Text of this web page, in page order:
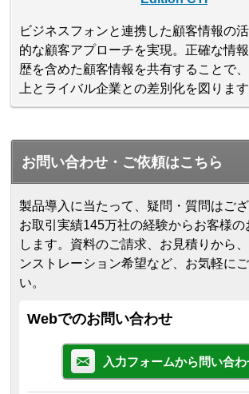
ビジネスフォンと連携した顧客情報の
的な顧客アプローチを実現。正確な情
歴を含めた顧客情報を共有することで
上とライバル企業との差別化を図ります
お問い合わせ・ご依頼はこちら
製品導入に当たって、疑問・質問はご
お取引実績145万社の経験からお客様の
します。 資料のご請求、お見積りから
ンストレーション希望など、お気軽に
い。
Webでのお問い合わせ
入力フォームから問い合わ